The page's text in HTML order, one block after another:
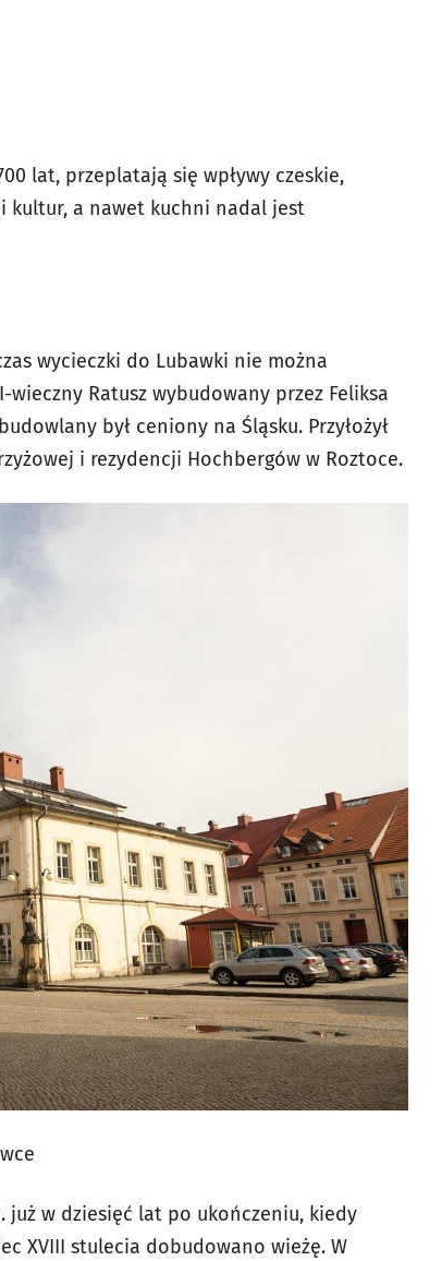
lat, przeplatają się wpływy czeskie,
kultur, a nawet kuchni nadal jest
wycieczki do Lubawki nie można
wieczny Ratusz wybudowany przez Feliksa
był ceniony na Śląsku. Przyłożył
i rezydencji Hochbergów w Roztoce.
już w dziesięć lat po ukończeniu, kiedy
XVIII stulecia dobudowano wieżę. W